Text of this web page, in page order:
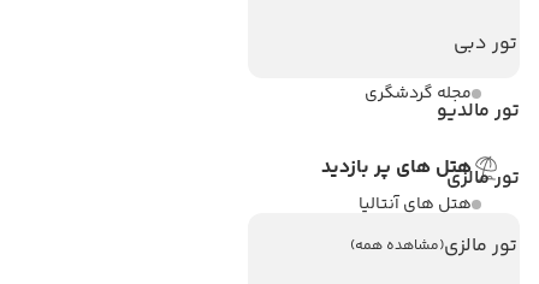
تور دبی
تور مالدیو
تور مالزی
تور مالزی(مشاهده همه)
تماس با ما
مجله گردشگری
هتل های پر بازدید
هتل های آنتالیا
هتل های استانبول